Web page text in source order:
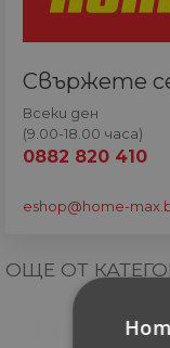
Свържете
Всеки ден
(9.00-18.00 часа)
0882 820 410
eshop@home-
ОЩЕ ОТ